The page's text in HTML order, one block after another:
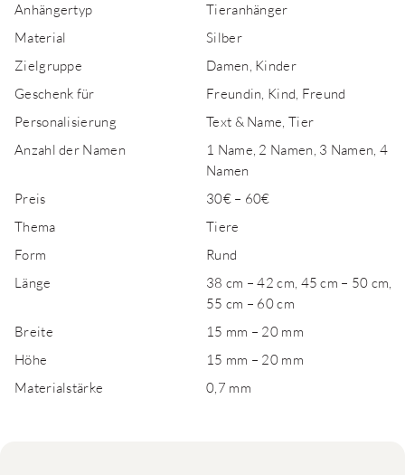
Anhängertyp
Tieranhänger
Material
Silber
Zielgruppe
Damen, Kinder
Geschenk für
Freundin, Kind, Freund
Personalisierung
Text & Name, Tier
Anzahl der Namen
1 Name, 2 Namen, 3 Namen, 4
Namen
Preis
30€ – 60€
Thema
Tiere
Form
Rund
Länge
38 cm – 42 cm, 45 cm – 50 cm,
55 cm – 60 cm
Breite
15 mm – 20 mm
Höhe
15 mm – 20 mm
Materialstärke
0,7 mm